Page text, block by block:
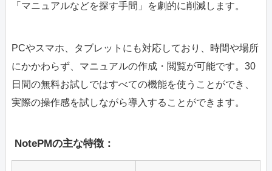
「マニュアルなどを探す手間」を劇的に削減します。
PCやスマホ、タブレットにも対応しており、時間や場所
にかかわらず、マニュアルの作成・閲覧が可能です。30
日間の無料お試しではすべての機能を使うことができ、
実際の操作感を試しながら導入することができます。
NotePMの主な特徴：